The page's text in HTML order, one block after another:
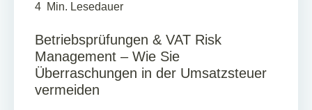
4 Min. Lesedauer
Betriebsprüfungen & VAT Risk
Management – Wie Sie
Überraschungen in der Umsatzsteuer
vermeiden